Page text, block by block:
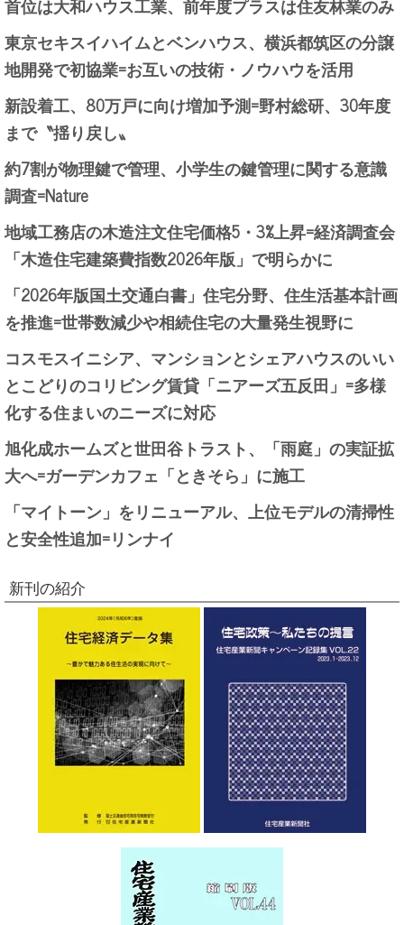
東京セキスイハイムとベンハウス、横浜都筑区の分譲
地開発で初協業=お互いの技術・ノウハウを活用
新設着工、80万戸に向け増加予測=野村総研、30年度
まで〝揺り戻し〟
約7割が物理鍵で管理、小学生の鍵管理に関する意識
調査=Nature
地域工務店の木造注文住宅価格5・3%上昇=経済調査会
「木造住宅建築費指数2026年版」で明らかに
「2026年版国土交通白書」住宅分野、住生活基本計画
を推進=世帯数減少や相続住宅の大量発生視野に
コスモスイニシア、マンションとシェアハウスのいい
とこどりのコリビング賃貸「ニアーズ五反田」=多様
化する住まいのニーズに対応
旭化成ホームズと世田谷トラスト、「雨庭」の実証拡
大へ=ガーデンカフェ「ときそら」に施工
「マイトーン」をリニューアル、上位モデルの清掃性
と安全性追加=リンナイ
新刊の紹介